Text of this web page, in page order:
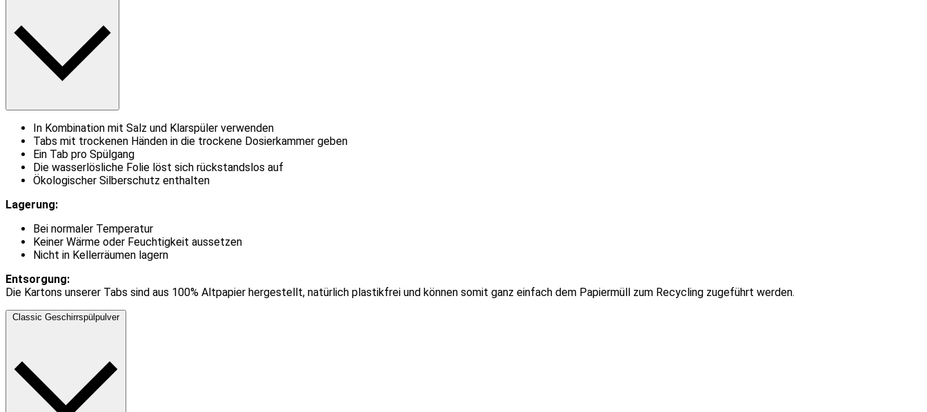
In Kombination mit Salz und Klarspüler verwenden
Tabs mit trockenen Händen in die trockene Dosierkammer geben
Ein Tab pro Spülgang
Die wasserlösliche Folie löst sich rückstandslos auf
Ökologischer Silberschutz enthalten
Lagerung:
Bei normaler Temperatur
Keiner Wärme oder Feuchtigkeit aussetzen
Nicht in Kellerräumen lagern
Entsorgung:
Die Kartons unserer Tabs sind aus 100% Altpapier hergestellt, natürlich plastikfrei und können somit ganz einfach dem Papiermüll zum Recycling zugeführt werden.
Classic Geschirrspülpulver